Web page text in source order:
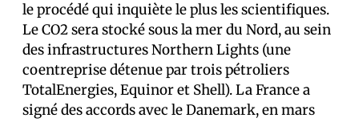
le procédé qui inquiète le plus les scientifiques.
Le CO2 sera stocké sous la mer du Nord, au sein
des infrastructures Northern Lights (une
coentreprise détenue par trois pétroliers
TotalEnergies, Equinor et Shell). La France a
signé des accords avec le Danemark, en mars